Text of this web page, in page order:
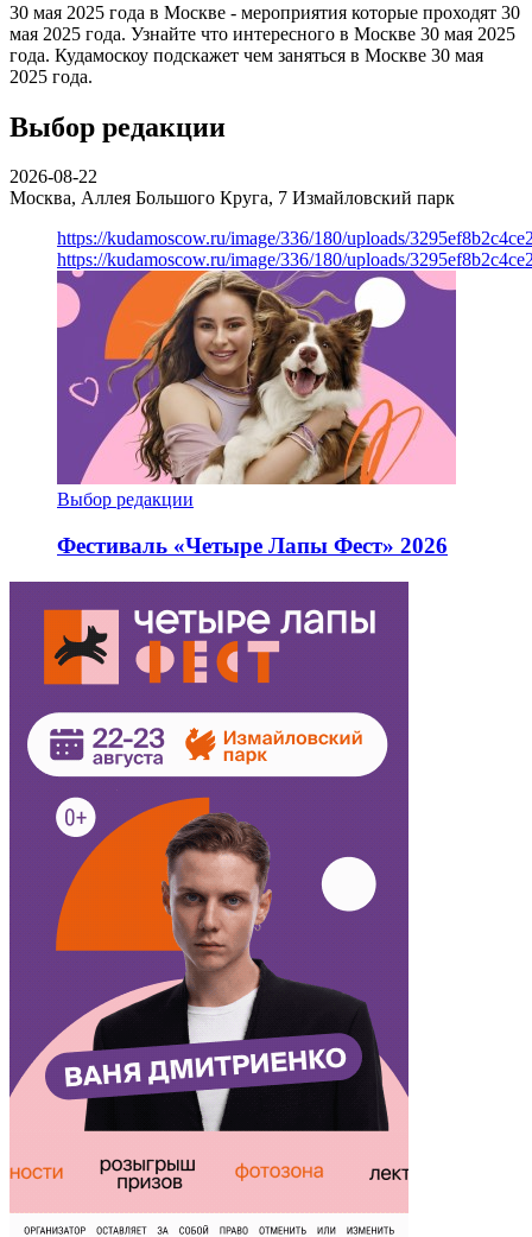
30 мая 2025 года в Москве - мероприятия которые проходят 30
мая 2025 года. Узнайте что интересного в Москве 30 мая 2025
года. Кудамоскоу подскажет чем заняться в Москве 30 мая
2025 года.
Выбор редакции
2026-08-22
Москва, Аллея Большого Круга, 7 Измайловский парк
https://kudamoscow.ru/image/336/180/uploads/
https://kudamoscow.ru/image/336/180/uploads/
Выбор редакции
Фестиваль «Четыре Лапы Фест» 2026